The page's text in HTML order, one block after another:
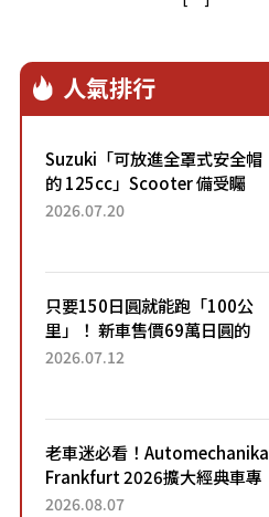
人氣排行
Suzuki「可放進全罩式安全帽
的 125cc」Scooter 備受矚
目！採用全新流線設計與各項
2026.07.20
只要150日圓就能跑「100公
里」！ 新車售價69萬日圓的
「3人座」Trike大受歡迎！ 順
2026.07.12
老車迷必看！Automechanika
Frankfurt 2026擴大經典車專
區 1954年珍稀古董車現場修復
2026.08.07